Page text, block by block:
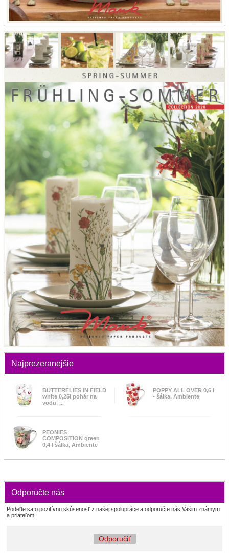
Najprezeranejšie
BUTTERFLIES IN FIELD
white 0,25l pohár na
vodu, ...
POPPY ALL OVER 0,6 l
- šálka, Ambiente
PEONIES
COMPOSITION green
0,4 l šálka, Ambiente
Odporučte nás
Podeľte sa o pozitívnu skúsenosť z našej spolupráce a odporučte nás Vašim známym
a priateľom:
Odporučiť